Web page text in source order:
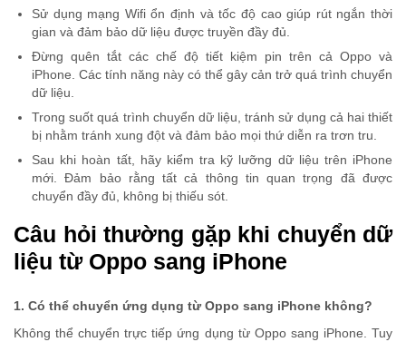
Sử dụng mạng Wifi ổn định và tốc độ cao giúp rút ngắn thời
gian và đảm bảo dữ liệu được truyền đầy đủ.
Đừng quên tắt các chế độ tiết kiệm pin trên cả Oppo và
iPhone. Các tính năng này có thể gây cản trở quá trình chuyển
dữ liệu.
Trong suốt quá trình chuyển dữ liệu, tránh sử dụng cả hai thiết
bị nhằm tránh xung đột và đảm bảo mọi thứ diễn ra trơn tru.
Sau khi hoàn tất, hãy kiểm tra kỹ lưỡng dữ liệu trên iPhone
mới. Đảm bảo rằng tất cả thông tin quan trọng đã được
chuyển đầy đủ, không bị thiếu sót.
Câu hỏi thường gặp khi chuyển dữ
liệu từ Oppo sang iPhone
1. Có thể chuyển ứng dụng từ Oppo sang iPhone không?
Không thể chuyển trực tiếp ứng dụng từ Oppo sang iPhone. Tuy